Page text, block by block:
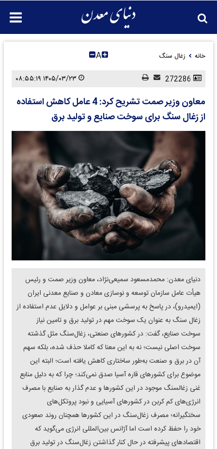
خانه زغال سنگ A
معاون وزیر صمت تشریح کرد: 4 عامل کاهش استفاده
از زغال سنگ برای سوخت صنایع و تولید برق
دنیای معدن: محمدمسعود سمیعی‌نژاد، معاون وزیر صمت و رئیس
هیأت عامل سازمان توسعه و نوسازی معادن و صنایع معدنی ایران
(ایمیدرو)، در پاسخ به پرسشی مبنی بر عوامل و دلایل عدم استفاده از
زغال سنگ به عنوان یک سوخت مهم در تولید برق و تامین نیاز
سوخت صنایع، گفت: در کشورهای صنعتی، زغال‌سنگ مثل گذشته
سوخت اصلی نیست؛ نه به این معنا که کاملا حذف شده، بلکه سهم
آن در برق و صنعت به‌طور ساختاری کاهش یافته است؛ البته این
موضوع برای کشورهای قاره آسیا صدق نمی‌کند؛ چرا که به دلیل منابع
غنی زغالسنگ موجود در این کشورها و عدم گذار به صنایع با مصرف
انرژی‌های کم کربن در کشورهای آسیایی و نبود پروتکل‌های
سختگیرانه؛ مصرف زغال‌سنگ در این کشورها همچنان روند صعودی
خود را حفظ کرده است اما آژانس بین‌المللی انرژی می‌گوید که
اقتصادهای پیشرفته در حال کنار گذاشتن زغال‌سنگ در تولید برق